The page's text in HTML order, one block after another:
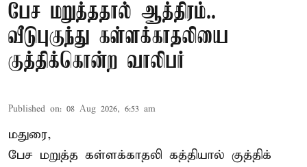
பேச மறுத்ததால் ஆத்திரம்..
வீடுபுகுந்து கள்ளக்காதலியை
குத்திக்கொன்ற வாலிபர்
Published on: 08 Aug 2026, 6:53 am
மதுரை,
பேச மறுத்த கள்ளக்காதலி கத்தியால் குத்திக்